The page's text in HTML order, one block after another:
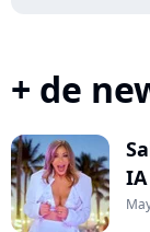
+ de
IA